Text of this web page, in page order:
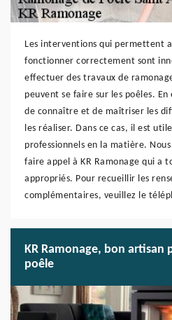
Les interventions qui permettent
fonctionner correctement sont
effectuer des travaux de
peuvent se faire sur les poêles.
de connaître et de maîtriser les
les réaliser. Dans ce cas, il est
professionnels en la matière.
faire appel à KR Ramonage qui a
appropriés. Pour recueillir les
complémentaires, veuillez le
KR Ramonage, bon artisan
poêle